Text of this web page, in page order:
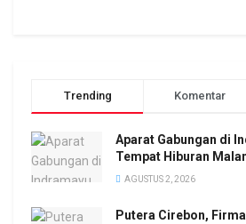
Trending Komentar
Aparat Gabungan di
Tempat Hiburan
AGUSTUS 2, 2026
Putera Cirebon,